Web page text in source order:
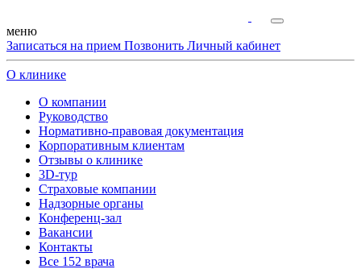
меню
Записаться на прием Позвонить Личный кабинет
О клинике
О компании
Руководство
Нормативно-правовая документация
Корпоративным клиентам
Отзывы о клинике
3D-тур
Страховые компании
Надзорные органы
Конференц-зал
Вакансии
Контакты
Все 152 врача